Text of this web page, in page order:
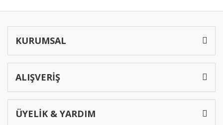
KURUMSAL
ALIŞVERİŞ
ÜYELİK & YARDIM